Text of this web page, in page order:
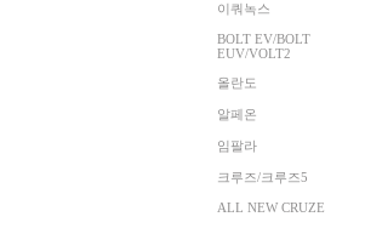
이쿼녹스
BOLT EV/BOLT
EUV/VOLT2
올란도
알페온
임팔라
크루즈/크루즈5
ALL NEW CRUZE